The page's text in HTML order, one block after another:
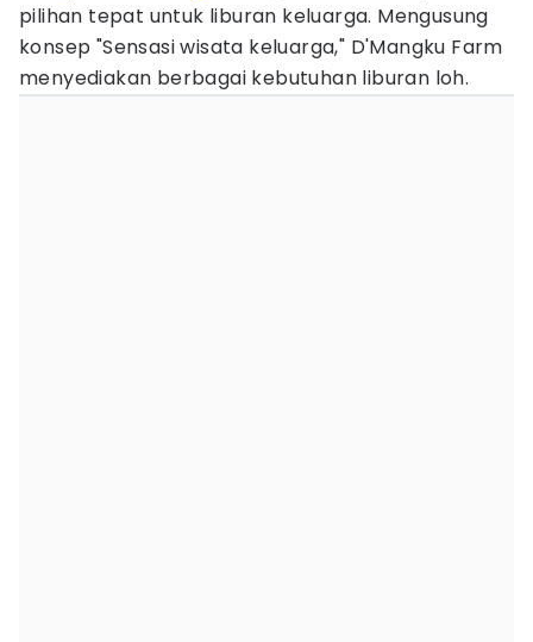
pilihan tepat untuk liburan keluarga. Mengusung
konsep "Sensasi wisata keluarga," D'Mangku Farm
menyediakan berbagai kebutuhan liburan loh.